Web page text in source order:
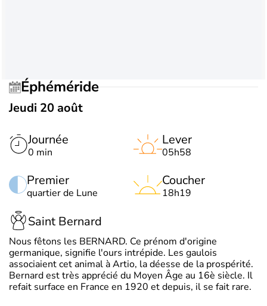
Éphéméride
Jeudi 20 août
Journée
0 min
Premier
quartier de Lune
Lever
05h58
Coucher
18h19
Saint Bernard
Nous fêtons les BERNARD. Ce prénom d'origine
germanique, signifie l'ours intrépide. Les gaulois
associaient cet animal à Artio, la déesse de la prospérité.
Bernard est très apprécié du Moyen Âge au 16è siècle. Il
refait surface en France en 1920 et depuis, il se fait rare.